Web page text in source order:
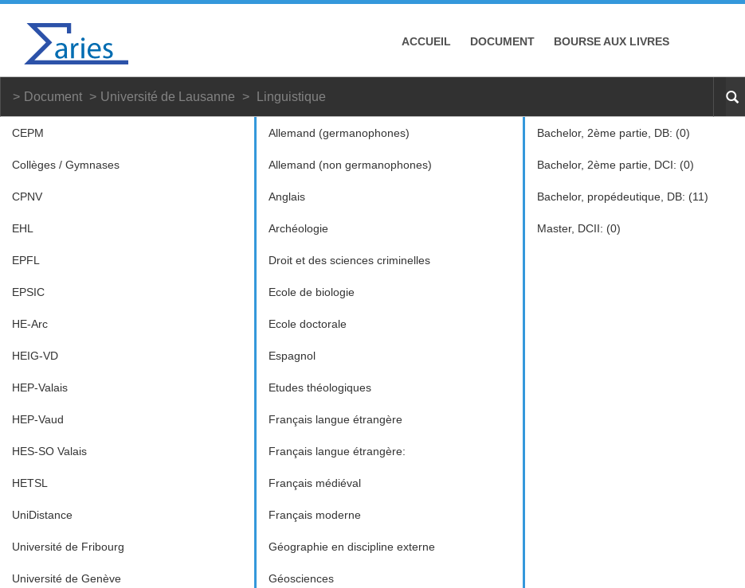
ACCUEIL DOCUMENT BOURSE AUX LIVRES
Document Université de Lausanne Linguistique
CEPM
Collèges / Gymnases
CPNV
EHL
EPFL
EPSIC
HE-Arc
HEIG-VD
HEP-Valais
HEP-Vaud
HES-SO Valais
HETSL
UniDistance
Université de Fribourg
Université de Genève
Allemand (germanophones)
Allemand (non germanophones)
Anglais
Archéologie
Droit et des sciences criminelles
Ecole de biologie
Ecole doctorale
Espagnol
Etudes théologiques
Français langue étrangère
Français langue étrangère:
Français médiéval
Français moderne
Géographie en discipline externe
Géosciences
Bachelor, 2ème partie, DB: (0)
Bachelor, 2ème partie, DCI: (0)
Bachelor, propédeutique, DB: (11)
Master, DCII: (0)